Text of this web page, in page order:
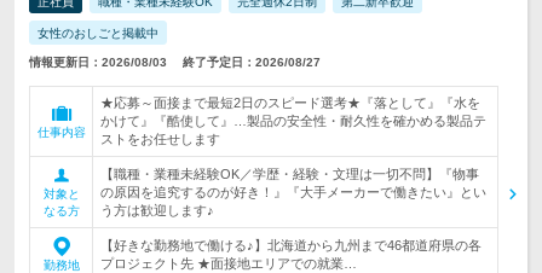
女性のおしごと掲載中
情報更新日：2026/08/03 終了予定日：2026/08/27
仕事内容
★応募～面接まで最短2日のスピード選考★『落として』『水を
かけて』『酷使して』…製品の安全性・耐久性を確かめる製品テ
ストをお任せします
対象と
なる方
【職種・業種未経験OK／学歴・経験・文理は一切不問】『物事
の原因を追究するのが好き！』『大手メーカーで働きたい』とい
う方は歓迎します♪
勤務地
【好きな勤務地で働ける♪】北海道から九州まで46都道府県の各
プロジェクト先 ★面接地エリアでの就業…